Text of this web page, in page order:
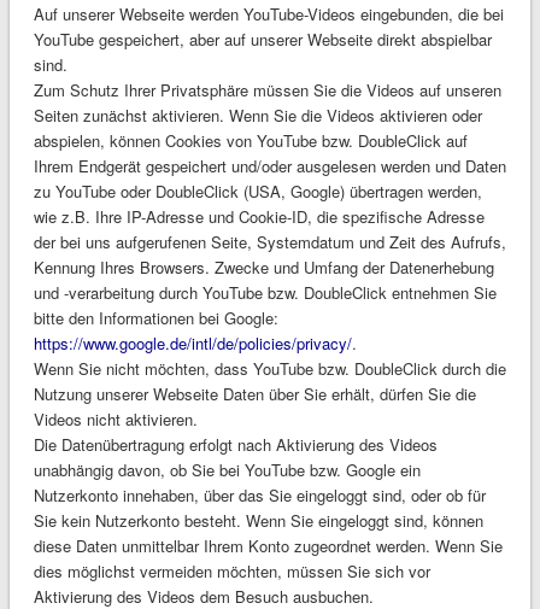
Auf unserer Webseite werden YouTube-Videos eingebunden, die bei
YouTube gespeichert, aber auf unserer Webseite direkt abspielbar
sind.
Zum Schutz Ihrer Privatsphäre müssen Sie die Videos auf unseren
Seiten zunächst aktivieren. Wenn Sie die Videos aktivieren oder
abspielen, können Cookies von YouTube bzw. DoubleClick auf
Ihrem Endgerät gespeichert und/oder ausgelesen werden und Daten
zu YouTube oder DoubleClick (USA, Google) übertragen werden,
wie z.B. Ihre IP-Adresse und Cookie-ID, die spezifische Adresse
der bei uns aufgerufenen Seite, Systemdatum und Zeit des Aufrufs,
Kennung Ihres Browsers. Zwecke und Umfang der Datenerhebung
und -verarbeitung durch YouTube bzw. DoubleClick entnehmen Sie
bitte den Informationen bei Google:
https://www.google.de/intl/de/policies/privacy/.
Wenn Sie nicht möchten, dass YouTube bzw. DoubleClick durch die
Nutzung unserer Webseite Daten über Sie erhält, dürfen Sie die
Videos nicht aktivieren.
Die Datenübertragung erfolgt nach Aktivierung des Videos
unabhängig davon, ob Sie bei YouTube bzw. Google ein
Nutzerkonto innehaben, über das Sie eingeloggt sind, oder ob für
Sie kein Nutzerkonto besteht. Wenn Sie eingeloggt sind, können
diese Daten unmittelbar Ihrem Konto zugeordnet werden. Wenn Sie
dies möglichst vermeiden möchten, müssen Sie sich vor
Aktivierung des Videos dem Besuch ausbuchen.